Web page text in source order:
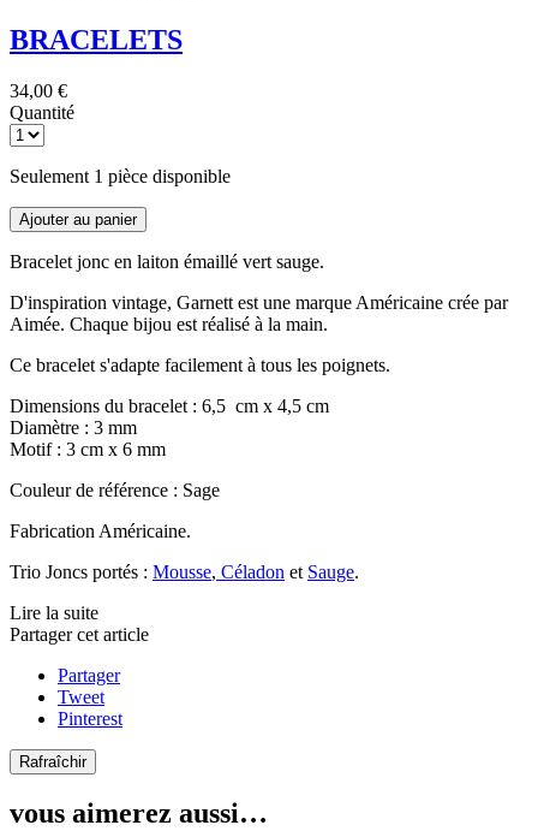
BRACELETS
34,00 €
Quantité
Seulement 1 pièce disponible
Ajouter au panier
Bracelet jonc en laiton émaillé vert sauge.
D'inspiration vintage, Garnett est une marque Américaine crée par
Aimée. Chaque bijou est réalisé à la main.
Ce bracelet s'adapte facilement à tous les poignets.
Dimensions du bracelet : 6,5 cm x 4,5 cm
Diamètre : 3 mm
Motif : 3 cm x 6 mm
Couleur de référence : Sage
Fabrication Américaine.
Trio Joncs portés : Mousse, Céladon et Sauge.
Lire la suite
Partager cet article
Partager
Tweet
Pinterest
vous aimerez aussi…